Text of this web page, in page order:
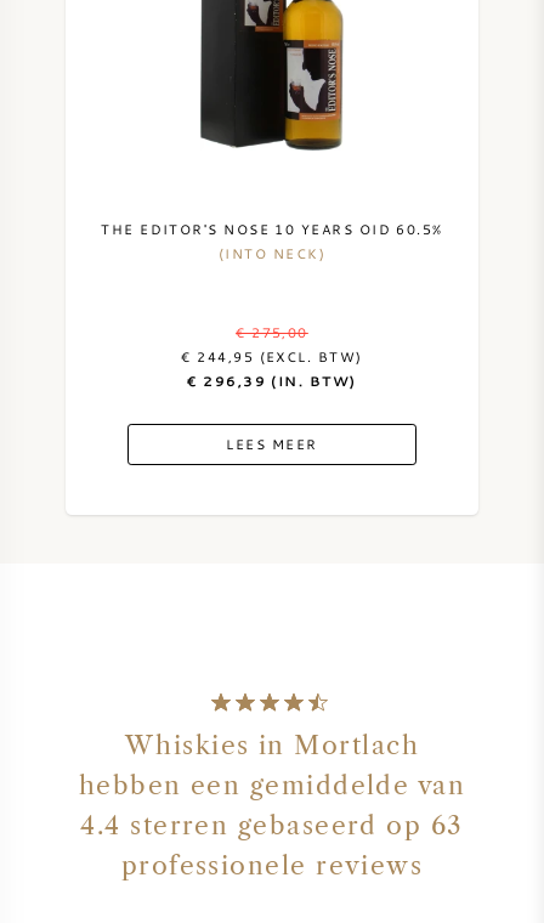
THE EDITOR'S NOSE 10 YEARS OID 60.5%
(INTO NECK)
€ 275,00
€ 244,95 (EXCL. BTW)
€ 296,39 (IN. BTW)
LEES MEER
Whiskies in Mortlach
hebben een gemiddelde van
4.4 sterren gebaseerd op 63
professionele reviews